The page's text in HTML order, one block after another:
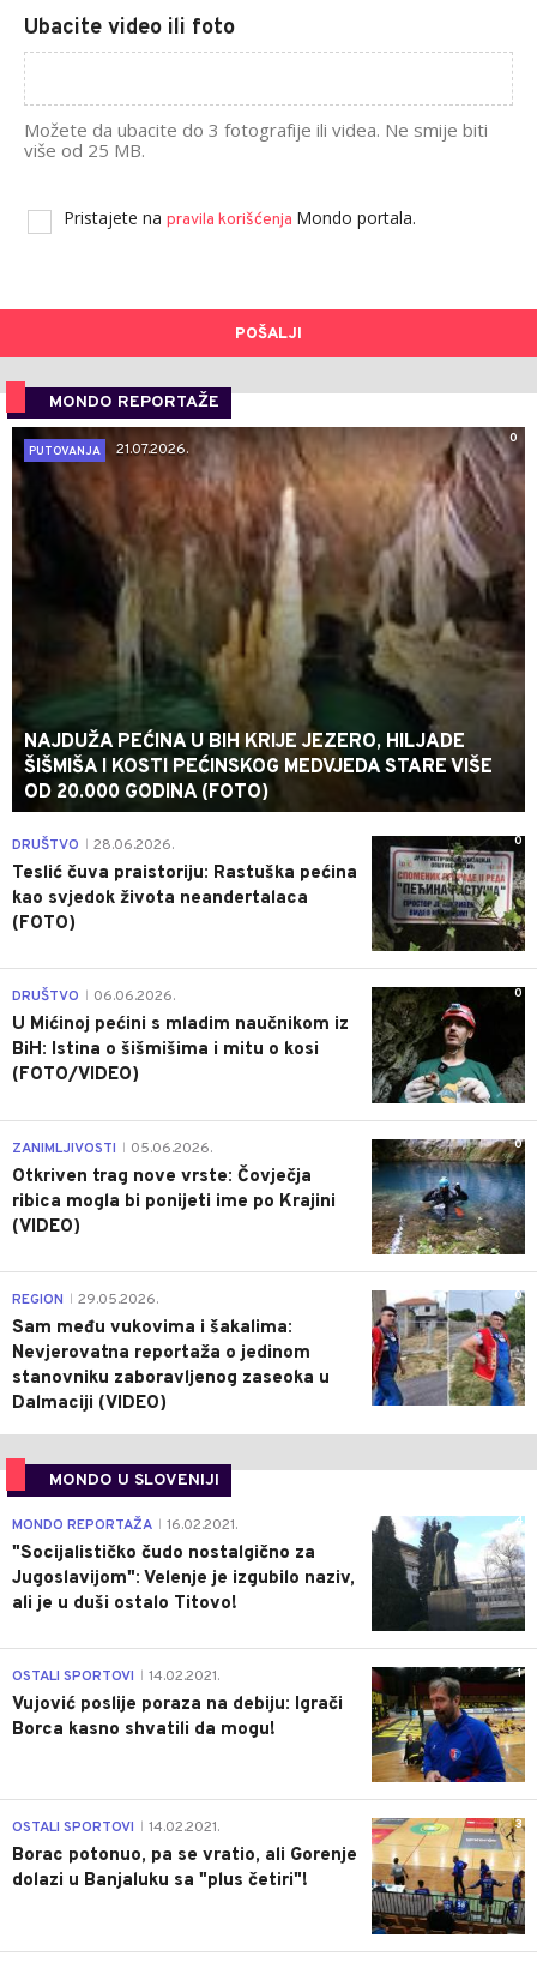
Ubacite video ili foto
Možete da ubacite do 3 fotografije ili videa. Ne smije biti
više od 25 MB.
Pristajete na pravila korišćenja Mondo portala.
POŠALJI
MONDO REPORTAŽE
0
PUTOVANJA
21.07.2026.
NAJDUŽA PEĆINA U BIH KRIJE JEZERO, HILJADE
ŠIŠMIŠA I KOSTI PEĆINSKOG MEDVJEDA STARE VIŠE
OD 20.000 GODINA (FOTO)
0
DRUŠTVO 28.06.2026.
Teslić čuva praistoriju: Rastuška pećina
kao svjedok života neandertalaca
(FOTO)
0
DRUŠTVO 06.06.2026.
U Mićinoj pećini s mladim naučnikom iz
BiH: Istina o šišmišima i mitu o kosi
(FOTO/VIDEO)
0
ZANIMLJIVOSTI 05.06.2026.
Otkriven trag nove vrste: Čovječja
ribica mogla bi ponijeti ime po Krajini
(VIDEO)
0
REGION 29.05.2026.
Sam među vukovima i šakalima:
Nevjerovatna reportaža o jedinom
stanovniku zaboravljenog zaseoka u
Dalmaciji (VIDEO)
MONDO U SLOVENIJI
4
MONDO REPORTAŽA 16.02.2021.
"Socijalističko čudo nostalgično za
Jugoslavijom": Velenje je izgubilo naziv,
ali je u duši ostalo Titovo!
1
OSTALI SPORTOVI 14.02.2021.
Vujović poslije poraza na debiju: Igrači
Borca kasno shvatili da mogu!
3
OSTALI SPORTOVI 14.02.2021.
Borac potonuo, pa se vratio, ali Gorenje
dolazi u Banjaluku sa "plus četiri"!